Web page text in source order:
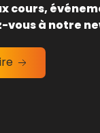
cours,
vous à notre